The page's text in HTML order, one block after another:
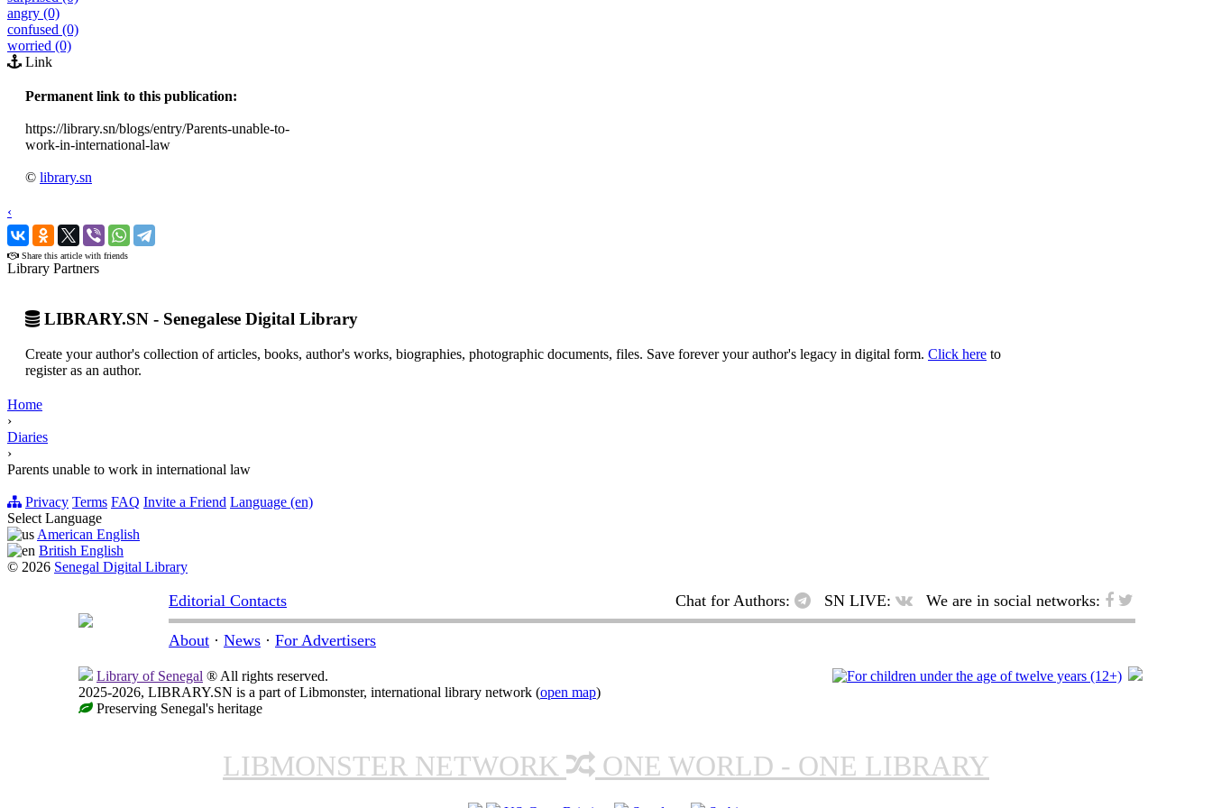
angry (0)
confused (0)
worried (0)
Link
Permanent link to this publication:
https://library.sn/blogs/entry/Parents-unable-to-
work-in-international-law
© library.sn
‹
›
Share this article with friends
Library Partners
LIBRARY.SN - Senegalese Digital Library
Create your author's collection of articles, books, author's works, biographies, photographic documents, files. Save forever your author's legacy in digital form. Click here to
register as an author.
Home
›
Diaries
›
Parents unable to work in international law
Privacy Terms FAQ Invite a Friend Language (en)
Select Language
American English
British English
© 2026 Senegal Digital Library
Editorial Contacts Chat for Authors: SN LIVE: We are in social networks:
About · News · For Advertisers
Library of Senegal ® All rights reserved.
2025-2026, LIBRARY.SN is a part of Libmonster, international library network (open map)
Preserving Senegal's heritage
LIBMONSTER NETWORK ONE WORLD - ONE LIBRARY